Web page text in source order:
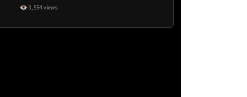
👁 3,554 views